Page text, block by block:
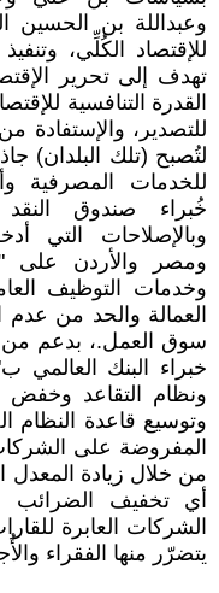
وعبداللة بن الحسين
للإقتصاد الكُلِّي،
تهدف إلى تحرير
القدرة التنافسية
للتصدير، والإستفادة
لتُصبح (تلك البلدان)
للخدمات المصرفية
خُبراء صندوق النقد
وبالإصلاحات التي
ومصر والأردن على
وخدمات التوظيف
العمالة والحد من
سوق العمل.، بدعم من
خبراء البنك العالمي
ونظام التقاعد وخفض
وتوسيع قاعدة
المفروضة على
من خلال زيادة المعدل
أي تخفيف الضرائب
الشركات العابرة
يتضرّر منها الفقراء